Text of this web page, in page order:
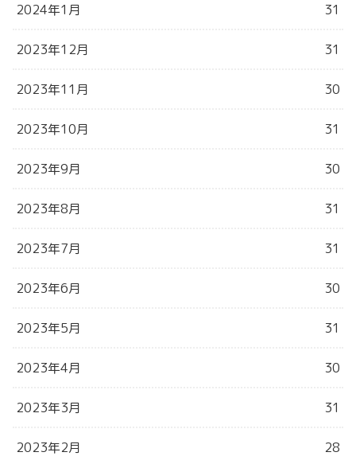
2024年1月 31
2023年12月 31
2023年11月 30
2023年10月 31
2023年9月 30
2023年8月 31
2023年7月 31
2023年6月 30
2023年5月 31
2023年4月 30
2023年3月 31
2023年2月 28